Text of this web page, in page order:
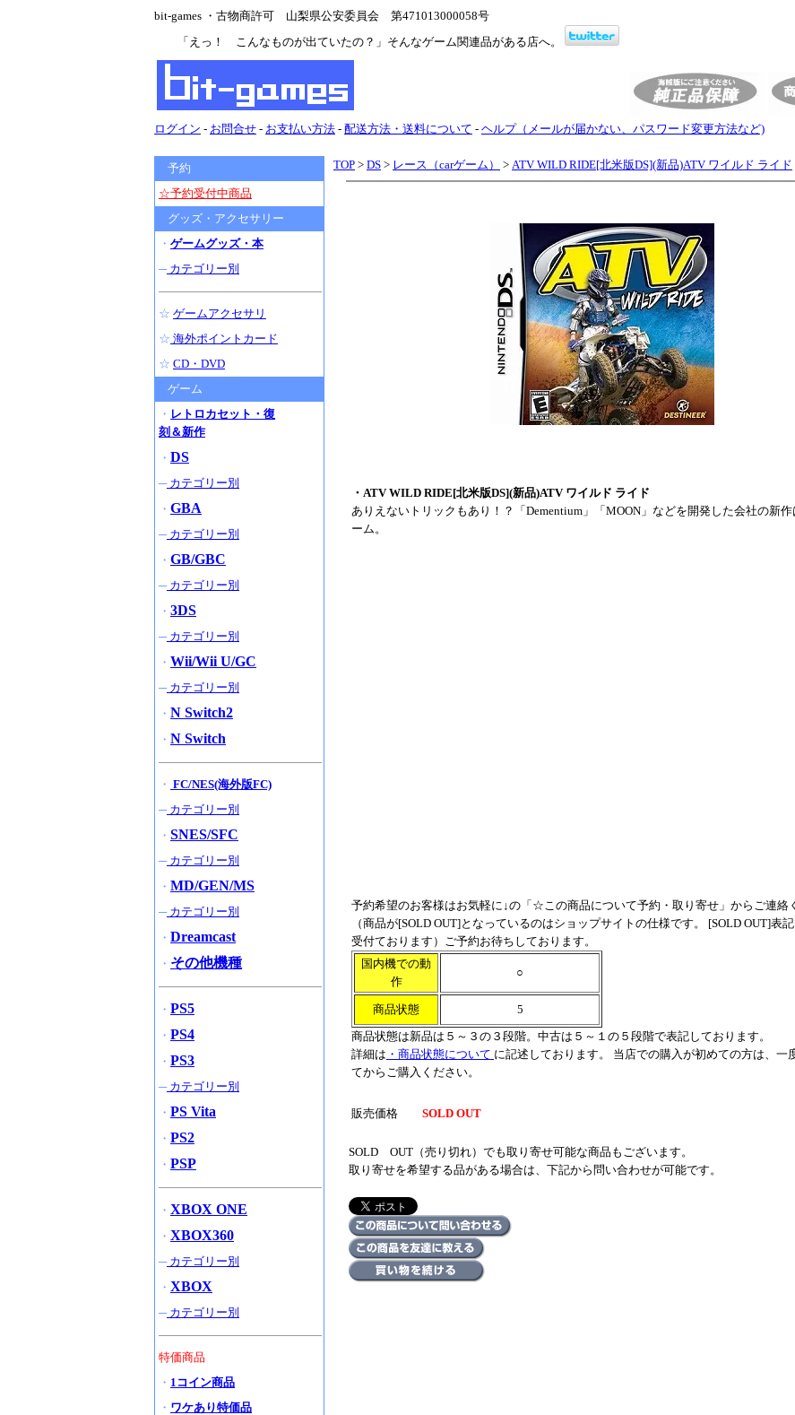
bit-games ・古物商許可 山梨県公安委員会 第471013000058号
「えっ！ こんなものが出ていたの？」そんなゲーム関連品がある店へ。
ログイン - お問合せ - お支払い方法 - 配送方法・送料について - ヘルプ（メールが届かない、パスワード変更方法など)
TOP > DS > レース（carゲーム） > ATV WILD RIDE[北米版DS](新品)ATV ワイルド ライド
・ATV WILD RIDE[北米版DS](新品)ATV ワイルド ライド
ありえないトリックもあり！？「Dementium」「MOON」などを開発した会社の新
ーム。
予約希望のお客様はお気軽に↓の「☆この商品について予約・取り寄せ」からご連絡
（商品が[SOLD OUT]となっているのはショップサイトの仕様です。 [SOLD OUT]表
受付ております）ご予約お待ちしております。
国内機での動
作
○
商品状態
5
商品状態は新品は５～３の３段階。中古は５～１の５段階で表記しております。
詳細は ・商品状態について に記述しております。 当店での購入が初めての方は、一
てからご購入ください。
販売価格 SOLD OUT
SOLD OUT（売り切れ）でも取り寄せ可能な商品もございます。
取り寄せを希望する品がある場合は、下記から問い合わせが可能です。
予約
☆予約受付中商品
グッズ・アクセサリー
・ ゲームグッズ・本
─カテゴリー別
☆ ゲームアクセサリ
☆ 海外ポイントカード
☆ CD・DVD
ゲーム
・ レトロカセット・復
刻＆新作
・ DS
─カテゴリー別
・ GBA
─カテゴリー別
・ GB/GBC
─カテゴリー別
・ 3DS
─カテゴリー別
・ Wii/Wii U/GC
─カテゴリー別
・ N Switch2
・ N Switch
・ FC/NES(海外版FC)
─カテゴリー別
・ SNES/SFC
─カテゴリー別
・ MD/GEN/MS
─カテゴリー別
・ Dreamcast
・ その他機種
・ PS5
・ PS4
・ PS3
─カテゴリー別
・ PS Vita
・ PS2
・ PSP
・ XBOX ONE
・ XBOX360
─カテゴリー別
・ XBOX
─カテゴリー別
特価商品
・ 1コイン商品
・ ワケあり特価品